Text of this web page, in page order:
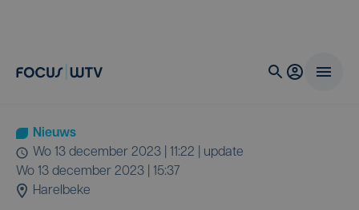
Nieuws
wo 13 december 2023 | 11:22
| update
wo 13 december 2023 | 15:37
Harelbeke